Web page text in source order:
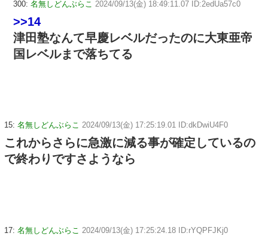
300: 名無しどんぶらこ 2024/09/13(金) 18:49:11.07 ID:2edUa57c0
>>14
津田塾なんて早慶レベルだったのに大東亜帝
国レベルまで落ちてる
15: 名無しどんぶらこ 2024/09/13(金) 17:25:19.01 ID:dkDwiU4F0
これからさらに急激に減る事が確定しているの
で終わりですさようなら
17: 名無しどんぶらこ 2024/09/13(金) 17:25:24.18 ID:rYQPFJKj0